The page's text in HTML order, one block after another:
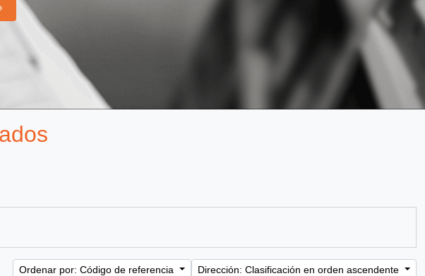
Ordenar por: Código de referencia Dirección: Clasificación en orden ascendente